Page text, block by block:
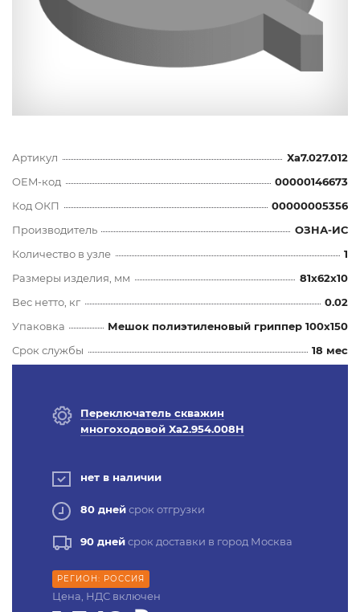
Артикул
Ха7.027.012
OEM-код
00000146673
Код ОКП
00000005356
Производитель
ОЗНА-ИС
Количество в узле
1
Размеры изделия, мм
81x62x10
Вес нетто, кг
0.02
Упаковка
Мешок полиэтиленовый гриппер 100х150
Срок службы
18 мес
Переключатель скважин
многоходовой Ха2.954.008Н
нет в наличии
80 днейсрок отгрузки
90 днейсрок доставки в город Москва
РЕГИОН: РОССИЯ
Цена, НДС включен